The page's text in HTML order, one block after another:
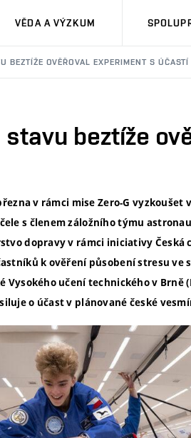
VĚDA A VÝZKUM
BEZTÍŽE OVĚŘOVAL EXPERIMENT S
beztíže
v rámci mise Zero-G vyzkoušet
s členem záložního týmu
dopravy v rámci iniciativy Česká
k ověření působení stresu ve
učení technického v Brně
o účast v plánované české